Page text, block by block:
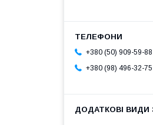
+380 (50) 909-59-88
+380 (98) 496-32-75